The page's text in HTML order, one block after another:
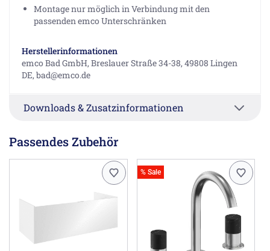
Montage nur möglich in Verbindung mit den
passenden emco Unterschränken
Herstellerinformationen
emco Bad GmbH, Breslauer Straße 34-38, 49808 Lingen
DE, bad@emco.de
Downloads & Zusatzinformationen
Passendes Zubehör
% Sale